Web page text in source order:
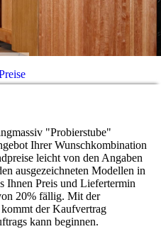
"Probierstube"
Ihrer Wunschkombination
leicht von den Angaben
ausgezeichneten Modellen in
Ihnen Preis und Liefertermin
20% fällig. Mit der
der Kaufvertrag
kann beginnen.